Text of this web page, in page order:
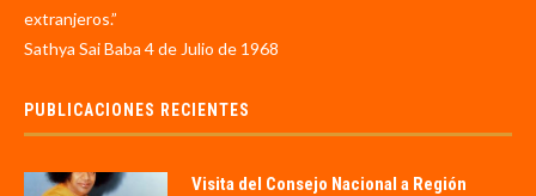
extranjeros.”
Sathya Sai Baba 4 de Julio de 1968
PUBLICACIONES RECIENTES
Visita del Consejo Nacional a Región